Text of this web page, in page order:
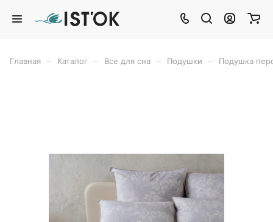
Главная Каталог Все для сна Подушки Подушка